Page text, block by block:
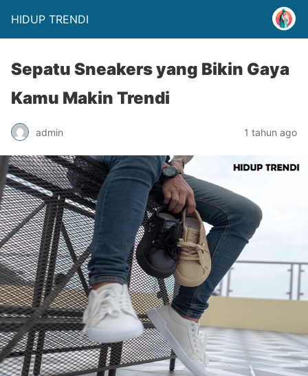
HIDUP TRENDI
Sepatu Sneakers yang Bikin Gaya
Kamu Makin Trendi
admin 1 tahun ago